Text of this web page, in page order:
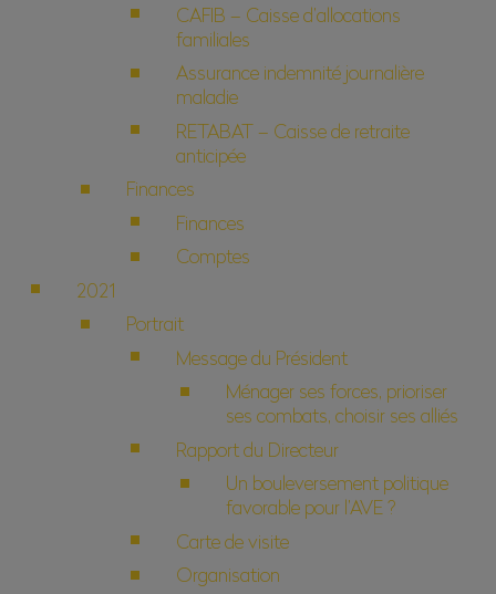
CAFIB – Caisse d’allocations
familiales
Assurance indemnité journalière
maladie
RETABAT – Caisse de retraite
anticipée
Finances
Finances
Comptes
2021
Portrait
Message du Président
Ménager ses forces, prioriser
ses combats, choisir ses alliés
Rapport du Directeur
Un bouleversement politique
favorable pour l’AVE ?
Carte de visite
Organisation